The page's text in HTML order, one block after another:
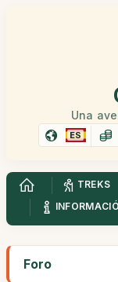
Una
ES
TREKS
Foro